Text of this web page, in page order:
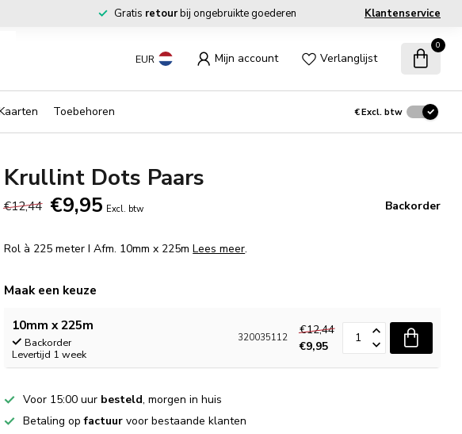
Gratis retourbij ongebruikte goederen Klantenservice
EUR Mijn account Verlanglijst
0
Toebehoren €Excl. btw
Krullint Dots Paars
€12,44 €9,95 Excl. btw Backorder
Rol à 225 meter I Afm. 10mm x 225mLees meer.
Maak een keuze
10mm x 225m
Backorder
Levertijd 1 week
320035112
€12,44
€9,95
Voor 15:00 uur besteld, morgen in huis
Betaling opfactuur voor bestaande klanten